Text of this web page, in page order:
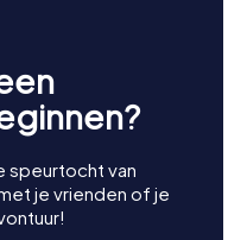
speurtocht van
je vrienden of je